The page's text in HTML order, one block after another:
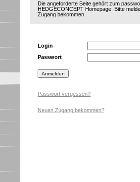
Die angeforderte Seite gehört zum
HEDGECONCEPT Homepage. Bitte
Zugang bekommen
Login
Passwort
Passwort vergessen?
Neuen Zugang bekommen?